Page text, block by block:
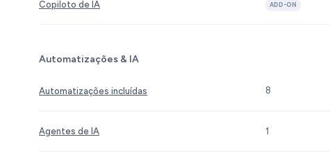
Copiloto de IA ADD-ON
Automatizações & IA
Automatizações incluídas 8
Agentes de IA 1